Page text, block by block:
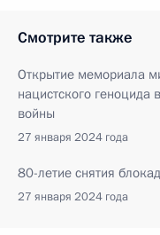
Смотрите также
Открытие мемориала
нацистского геноцида
войны
27 января 2024 года
80-летие снятия
27 января 2024 года